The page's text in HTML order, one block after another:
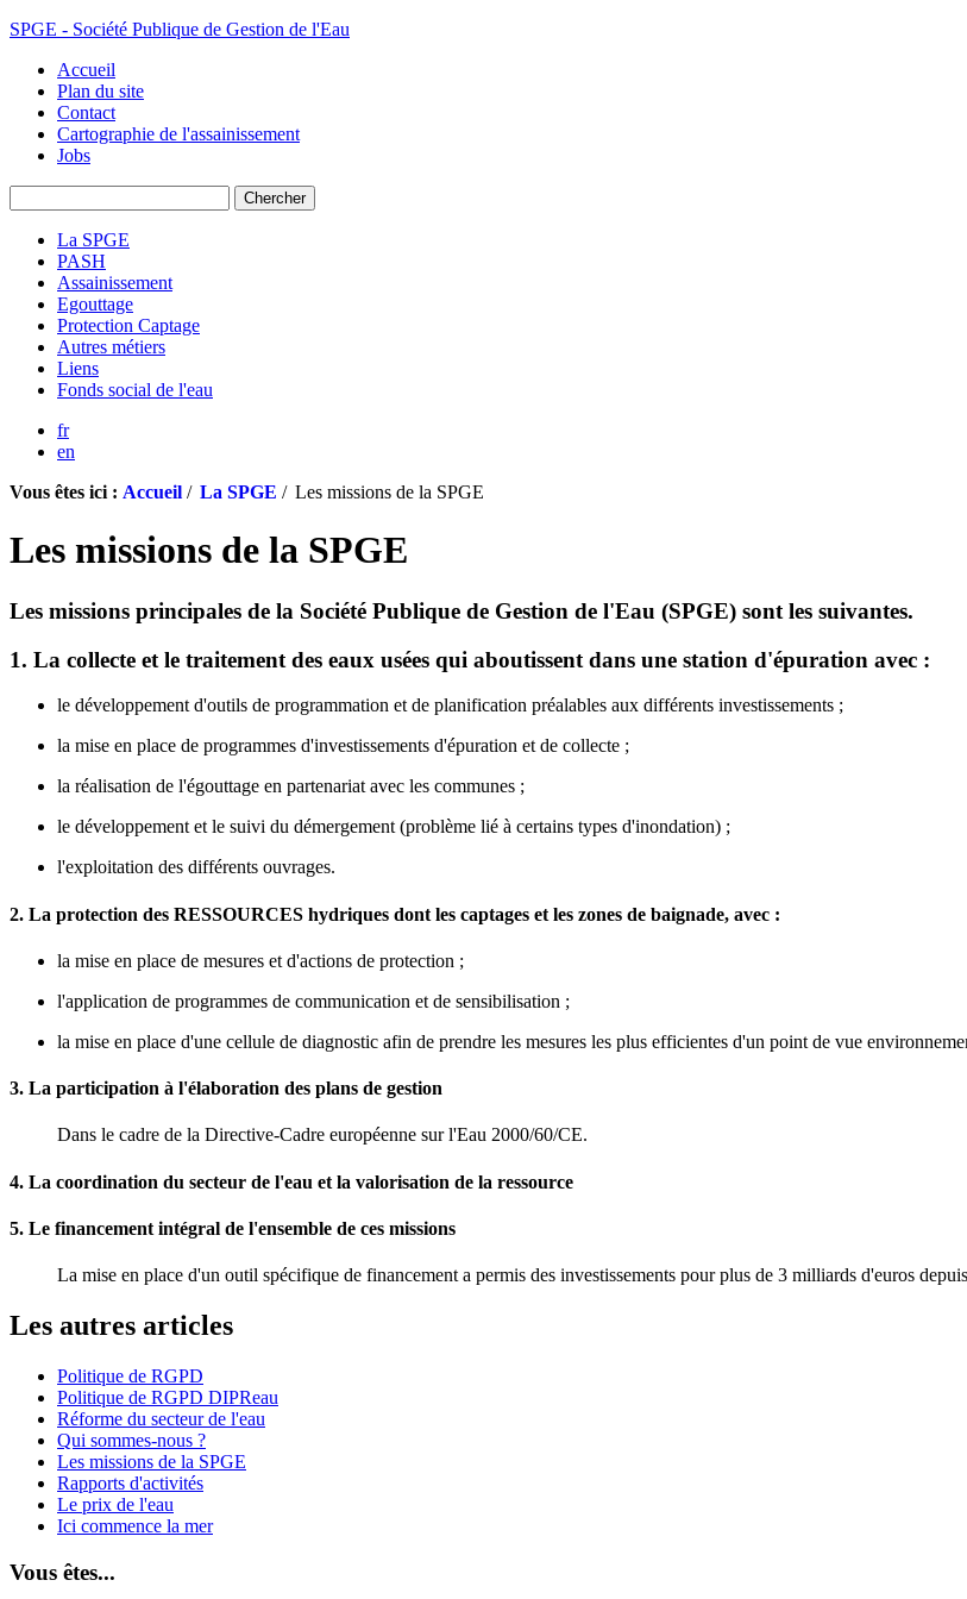
SPGE - Société Publique de Gestion de l'Eau
Accueil
Plan du site
Contact
Cartographie de l'assainissement
Jobs
La SPGE
PASH
Assainissement
Egouttage
Protection Captage
Autres métiers
Liens
Fonds social de l'eau
fr
en
Vous êtes ici : Accueil / La SPGE / Les missions de la SPGE
Les missions de la SPGE
Les missions principales de la Société Publique de Gestion de l'Eau (SPGE) sont les suivantes.
1. La collecte et le traitement des eaux usées qui aboutissent dans une station d'épuration avec :
le développement d'outils de programmation et de planification préalables aux différents investissements ;
la mise en place de programmes d'investissements d'épuration et de collecte ;
la réalisation de l'égouttage en partenariat avec les communes ;
le développement et le suivi du démergement (problème lié à certains types d'inondation) ;
l'exploitation des différents ouvrages.
2. La protection des RESSOURCES hydriques dont les captages et les zones de baignade, avec :
la mise en place de mesures et d'actions de protection ;
l'application de programmes de communication et de sensibilisation ;
la mise en place d'une cellule de diagnostic afin de prendre les mesures les plus efficientes d'un point de vue
3. La participation à l'élaboration des plans de gestion
Dans le cadre de la Directive-Cadre européenne sur l'Eau 2000/60/CE.
4. La coordination du secteur de l'eau et la valorisation de la ressource
5. Le financement intégral de l'ensemble de ces missions
La mise en place d'un outil spécifique de financement a permis des investissements pour plus de 3 milliards d'euros
Les autres articles
Politique de RGPD
Politique de RGPD DIPReau
Réforme du secteur de l'eau
Qui sommes-nous ?
Les missions de la SPGE
Rapports d'activités
Le prix de l'eau
Ici commence la mer
Vous êtes...